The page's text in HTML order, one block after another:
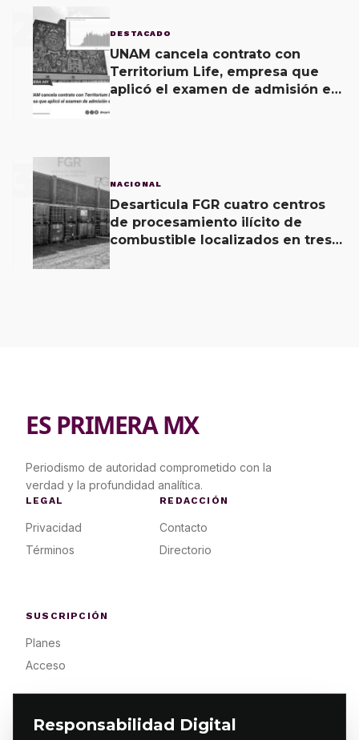
Responsabilidad Digital
2 DESTACADO
UNAM cancela contrato con
Territorium Life, empresa que
aplicó el examen de admisión en
3 NACIONAL
Desarticula FGR cuatro centros
de procesamiento ilícito de
combustible localizados en tres
ES PRIMERA MX
Periodismo de autoridad comprometido con la
verdad y la profundidad analítica.
LEGAL
Privacidad
Términos
REDACCIÓN
Contacto
Directorio
SUSCRIPCIÓN
Planes
Acceso